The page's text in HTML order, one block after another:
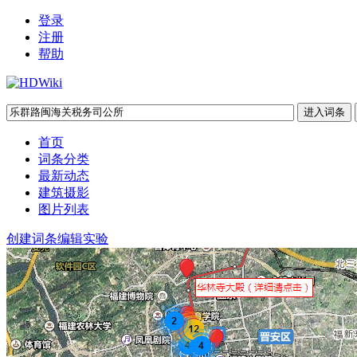
登录
注册
帮助
首页
词条分类
最新动态
建筑摄影
图片列表
创建词条编辑实验